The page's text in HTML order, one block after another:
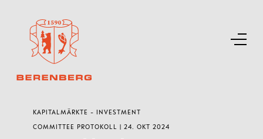
KAPITALMÄRKTE - INVESTMENT
COMMITTEE PROTOKOLL | 24. OKT 2024